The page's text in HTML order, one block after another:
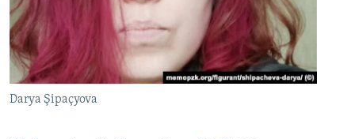
Darya Şipaçyova